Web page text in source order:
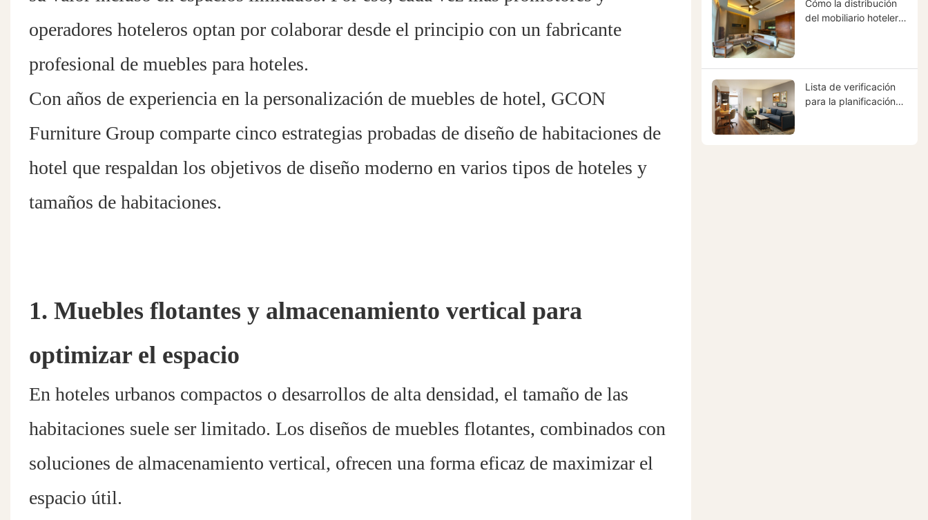
operadores hoteleros optan por colaborar desde el principio con un fabricante
profesional de muebles para hoteles.
Con años de experiencia en la personalización de muebles de hotel, GCON
Furniture Group comparte cinco estrategias probadas de diseño de habitaciones de
hotel que respaldan los objetivos de diseño moderno en varios tipos de hoteles y
tamaños de habitaciones.
1. Muebles flotantes y almacenamiento vertical para
optimizar el espacio
En hoteles urbanos compactos o desarrollos de alta densidad, el tamaño de las
habitaciones suele ser limitado. Los diseños de muebles flotantes, combinados con
soluciones de almacenamiento vertical, ofrecen una forma eficaz de maximizar el
espacio útil.
Cómo la distribución
del mobiliario hotelero
de la inversión del
hotel.
Lista de verificación
para la planificación